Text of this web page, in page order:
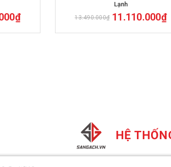
Lạnh
13.490.000₫ 11.110.000₫
HỆ